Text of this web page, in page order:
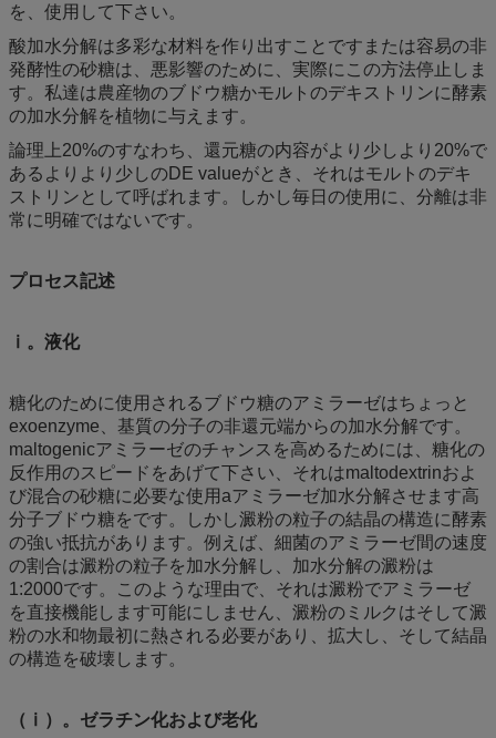
を、使用して下さい。
酸加水分解は多彩な材料を作り出すことですまたは容易の非
発酵性の砂糖は、悪影響のために、実際にこの方法停止しま
す。私達は農産物のブドウ糖かモルトのデキストリンに酵素
の加水分解を植物に与えます。
論理上20%のすなわち、還元糖の内容がより少しより20%で
あるよりより少しのDE valueがとき、それはモルトのデキ
ストリンとして呼ばれます。しかし毎日の使用に、分離は非
常に明確ではないです。
プロセス記述
ⅰ。液化
糖化のために使用されるブドウ糖のアミラーゼはちょっと
exoenzyme、基質の分子の非還元端からの加水分解です。
maltogenicアミラーゼのチャンスを高めるためには、糖化の
反作用のスピードをあげて下さい、それはmaltodextrinおよ
び混合の砂糖に必要な使用аアミラーゼ加水分解させます高
分子ブドウ糖をです。しかし澱粉の粒子の結晶の構造に酵素
の強い抵抗があります。例えば、細菌のアミラーゼ間の速度
の割合は澱粉の粒子を加水分解し、加水分解の澱粉は
1:2000です。このような理由で、それは澱粉でアミラーゼ
を直接機能します可能にしません、澱粉のミルクはそして澱
粉の水和物最初に熱される必要があり、拡大し、そして結晶
の構造を破壊します。
（ⅰ）。ゼラチン化および老化